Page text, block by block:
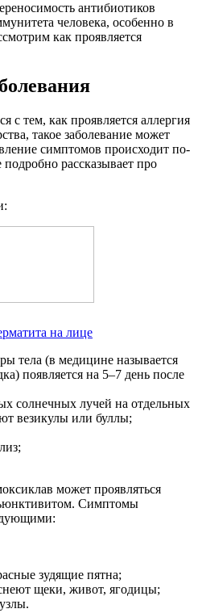
антибиотиков
человека, особенно в
как проявляется
с тем, как проявляется аллергия
такое заболевание может
симптомов происходит по-
рассказывает про
на лице
тела (в медицине называется
появляется на 5–7 день после
солнечных лучей на отдельных
везикулы или буллы;
может проявляться
Симптомы
зудящие пятна;
щеки, живот, ягодицы;